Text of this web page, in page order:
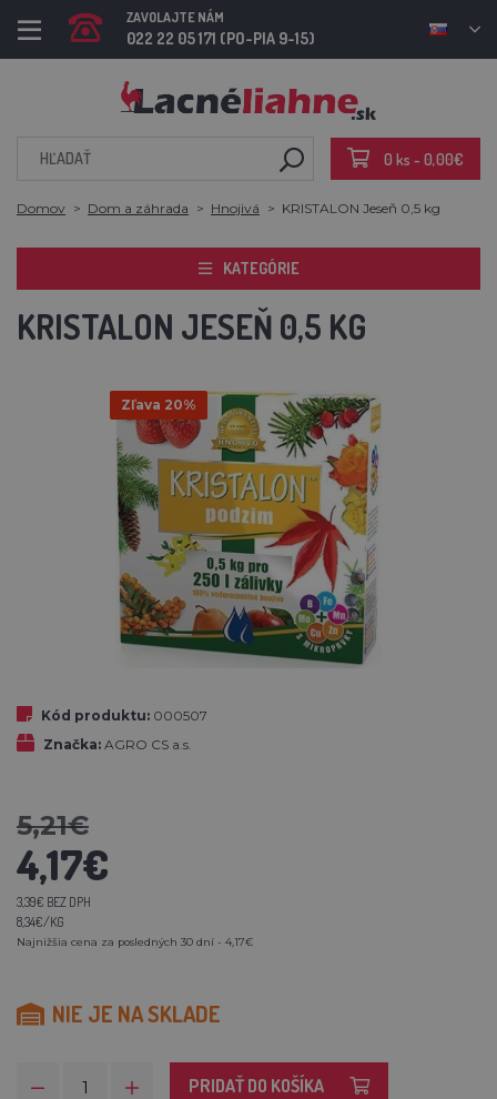
ZAVOLAJTE NÁM
022 22 05 171 (PO-PIA 9-15)
0 ks - 0,00€
Domov Dom a záhrada Hnojivá KRISTALON Jeseň 0,5 kg
KATEGÓRIE
KRISTALON JESEŇ 0,5 KG
Zľava 20%
Kód produktu: 000507
Značka: AGRO CS a.s.
5,21€
4,17€
3,39€ BEZ DPH
8,34€/KG
Najnižšia cena za posledných 30 dní - 4,17€
NIE JE NA SKLADE
PRIDAŤ DO KOŠÍKA